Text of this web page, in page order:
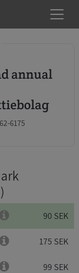
6175
90 SEK
175 SEK
99 SEK